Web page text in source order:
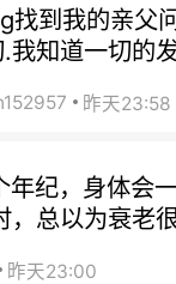
找到我的亲父
我知道一切的
昨天23:58
年纪，身体会
，总以为衰老
昨天23:00